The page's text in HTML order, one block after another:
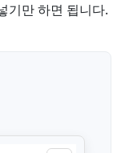
기만 하면 됩니다.